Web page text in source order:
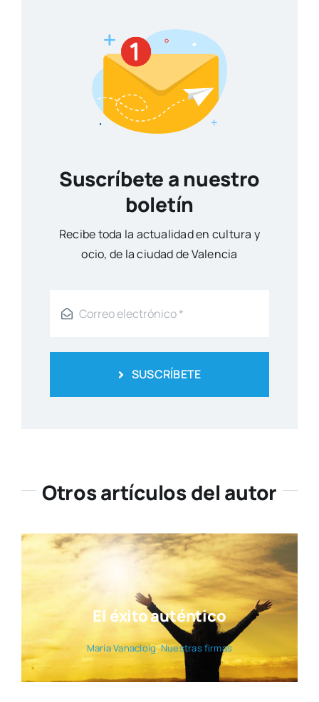
Suscríbete a nuestro
boletín
Reci­be toda la actua­li­dad en cul­tu­ra y
ocio, de la ciu­dad de Valen­cia
SUSCRÍBETE
Otros artículos del autor
El éxito auténtico
María Vana­cloig,Nues­tras fir­mas